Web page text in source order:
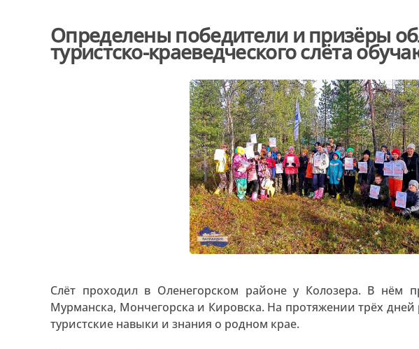
Определены победители и призёры
туристско-краеведческого слёта
Слёт проходил в Оленегорском районе у Колозера. В нём
Мурманска, Мончегорска и Кировска. На протяжении трёх дней
туристские навыки и знания о родном крае.